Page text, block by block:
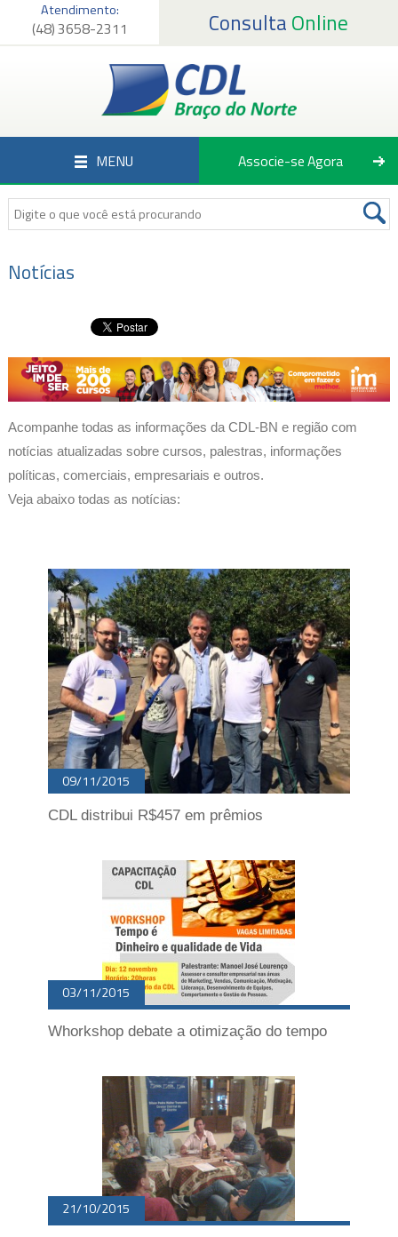
Página Inicial
Empregos
Notícias
Associe-se Agora
Atendimento:
(48) 3658-2311 Consulta Online
MENU Associe-se Agora
Notícias
Acompanhe todas as informações da CDL-BN e região com
notícias atualizadas sobre cursos, palestras, informações
políticas, comerciais, empresariais e outros.
Veja abaixo todas as notícias:
09/11/2015
CDL distribui R$457 em prêmios
03/11/2015
Whorkshop debate a otimização do tempo
21/10/2015